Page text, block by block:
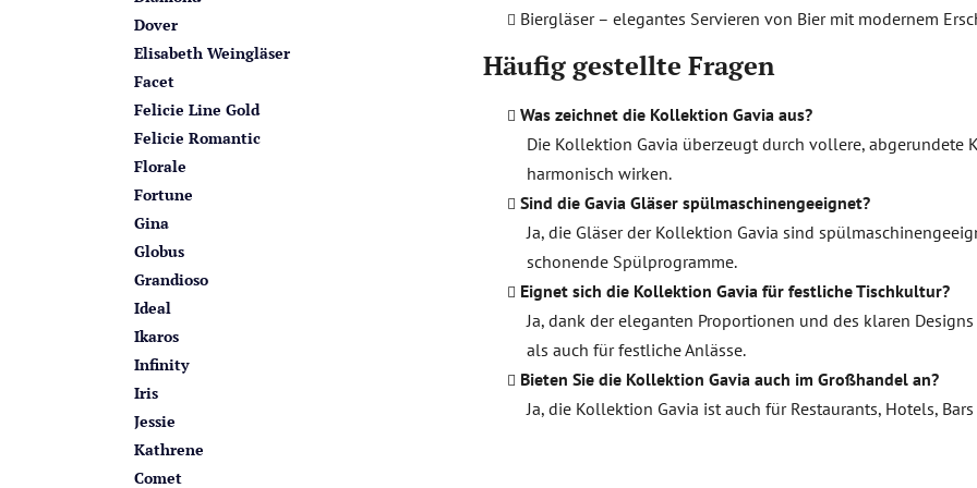
Dover
Elisabeth Weingläser
Facet
Felicie Line Gold
Felicie Romantic
Florale
Fortune
Gina
Globus
Grandioso
Ideal
Ikaros
Infinity
Iris
Jessie
Kathrene
Comet
Biergläser – elegantes Servieren von Bier mit modernem
Häufig gestellte Fragen
Was zeichnet die Kollektion Gavia aus?
Die Kollektion Gavia überzeugt durch vollere, abgerundete
harmonisch wirken.
Sind die Gavia Gläser spülmaschinengeeignet?
Ja, die Gläser der Kollektion Gavia sind
schonende Spülprogramme.
Eignet sich die Kollektion Gavia für festliche Tischkultur?
Ja, dank der eleganten Proportionen und des klaren
als auch für festliche Anlässe.
Bieten Sie die Kollektion Gavia auch im Großhandel an?
Ja, die Kollektion Gavia ist auch für Restaurants, Hotels,